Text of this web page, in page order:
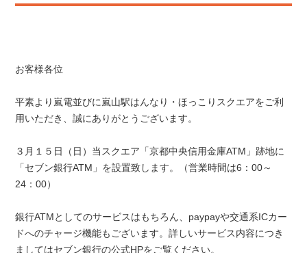
お客様各位
平素より嵐電並びに嵐山駅はんなり・ほっこりスクエアをご利
用いただき、誠にありがとうございます。
３月１５日（日）当スクエア「京都中央信用金庫ATM」跡地に
「セブン銀行ATM」を設置致します。（営業時間は6：00～
24：00）
銀行ATMとしてのサービスはもちろん、paypayや交通系ICカー
ドへのチャージ機能もございます。詳しいサービス内容につき
ましてはセブン銀行の公式HPをご覧ください。